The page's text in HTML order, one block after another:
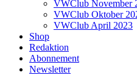
VWClub November
VWClub Oktober
VWClub April 2023
Shop
Redaktion
Abonnement
Newsletter